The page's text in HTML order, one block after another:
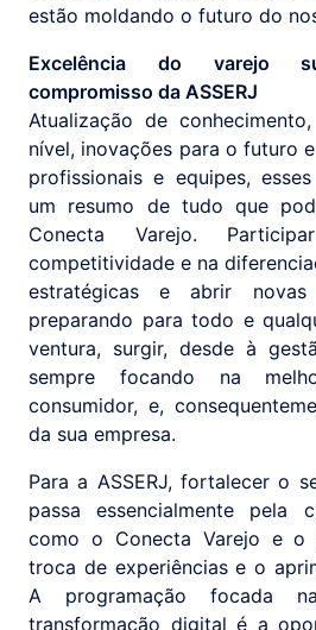
estão moldando o futuro do
Excelência do varejo
compromisso da ASSERJ
Atualização de
nível, inovações para o futuro
profissionais e equipes,
um resumo de tudo que
Conecta Varejo.
competitividade e na
estratégicas e abrir novas
preparando para todo e
ventura, surgir, desde à
sempre focando na
consumidor, e,
da sua empresa.
Para a ASSERJ, fortalecer o
passa essencialmente pela
como o Conecta Varejo e o
troca de experiências e o
A programação focada
transformação digital é a